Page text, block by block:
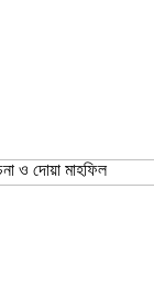
ও দোয়া মাহফিল